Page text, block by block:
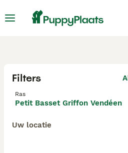
Filters
Ras
Petit Basset Griffon Vendéen
Uw locatie